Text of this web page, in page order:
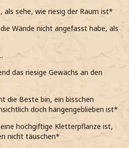
sehe, wie riesig der Raum ist*
Wände nicht angefasst habe, als
das riesige Gewächs an den
die Beste bin, ein bisschen
doch hängengeblieben ist*
hochgiftige Kletterpflanze ist,
nicht täuschen*